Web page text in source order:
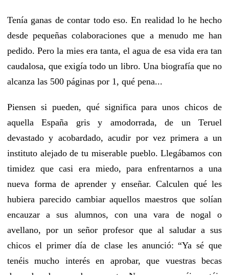
Tenía ganas de contar todo eso. En realidad lo he hecho
desde pequeñas colaboraciones que a menudo me han
pedido. Pero la mies era tanta, el agua de esa vida era tan
caudalosa, que exigía todo un libro. Una biografía que no
alcanza las 500 páginas por 1, qué pena...
Piensen si pueden, qué significa para unos chicos de
aquella España gris y amodorrada, de un Teruel
devastado y acobardado, acudir por vez primera a un
instituto alejado de tu miserable pueblo. Llegábamos con
timidez que casi era miedo, para enfrentarnos a una
nueva forma de aprender y enseñar. Calculen qué les
hubiera parecido cambiar aquellos maestros que solían
encauzar a sus alumnos, con una vara de nogal o
avellano, por un señor profesor que al saludar a sus
chicos el primer día de clase les anunció: “Ya sé que
tenéis mucho interés en aprobar, que vuestras becas